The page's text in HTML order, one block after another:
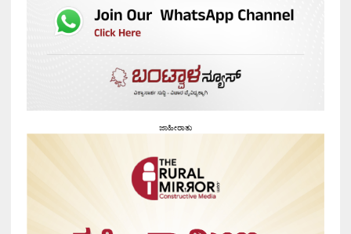
ಜಾಹೀರಾತು